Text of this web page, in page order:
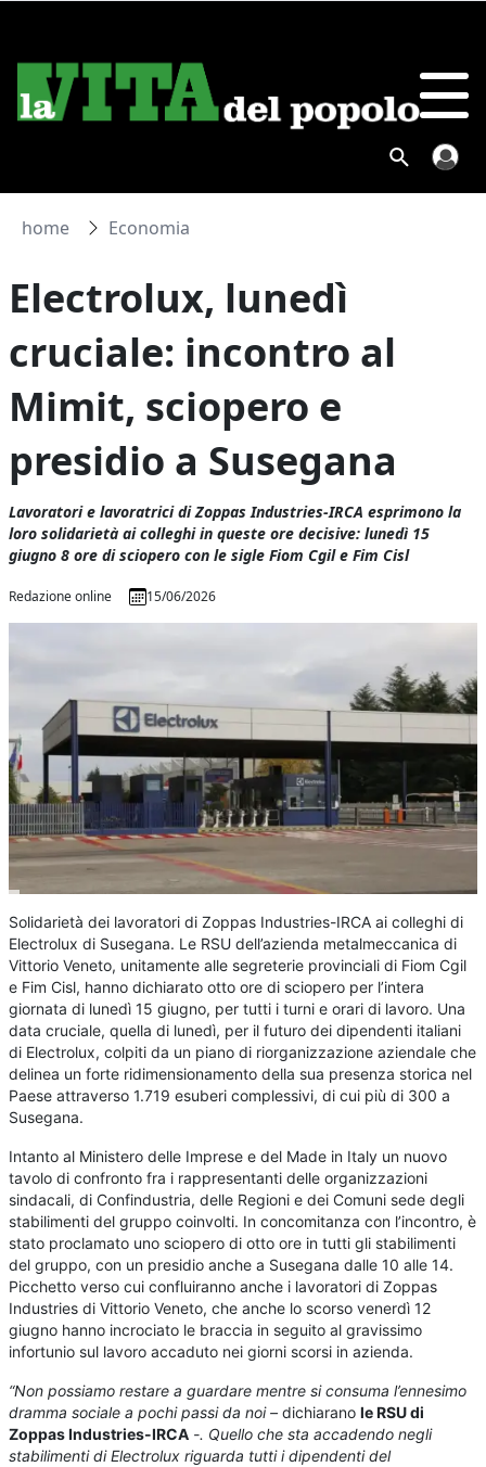
home Economia
Electrolux, lunedì
cruciale: incontro al
Mimit, sciopero e
presidio a Susegana
Lavoratori e lavoratrici di Zoppas Industries-IRCA esprimono la
loro solidarietà ai colleghi in queste ore decisive: lunedì 15
giugno 8 ore di sciopero con le sigle Fiom Cgil e Fim Cisl
Redazione online 15/06/2026
Solidarietà dei lavoratori di Zoppas Industries-IRCA ai colleghi di
Electrolux di Susegana. Le RSU dell’azienda metalmeccanica di
Vittorio Veneto, unitamente alle segreterie provinciali di Fiom Cgil
e Fim Cisl, hanno dichiarato otto ore di sciopero per l’intera
giornata di lunedì 15 giugno, per tutti i turni e orari di lavoro. Una
data cruciale, quella di lunedì, per il futuro dei dipendenti italiani
di Electrolux, colpiti da un piano di riorganizzazione aziendale che
delinea un forte ridimensionamento della sua presenza storica nel
Paese attraverso 1.719 esuberi complessivi, di cui più di 300 a
Susegana.
Intanto al Ministero delle Imprese e del Made in Italy un nuovo
tavolo di confronto fra i rappresentanti delle organizzazioni
sindacali, di Confindustria, delle Regioni e dei Comuni sede degli
stabilimenti del gruppo coinvolti. In concomitanza con l’incontro, è
stato proclamato uno sciopero di otto ore in tutti gli stabilimenti
del gruppo, con un presidio anche a Susegana dalle 10 alle 14.
Picchetto verso cui confluiranno anche i lavoratori di Zoppas
Industries di Vittorio Veneto, che anche lo scorso venerdì 12
giugno hanno incrociato le braccia in seguito al gravissimo
infortunio sul lavoro accaduto nei giorni scorsi in azienda.
“Non possiamo restare a guardare mentre si consuma l’ennesimo
dramma sociale a pochi passi da noi –dichiaranole RSU di
Zoppas Industries-IRCA -. Quello che sta accadendo negli
stabilimenti di Electrolux riguarda tutti i dipendenti del